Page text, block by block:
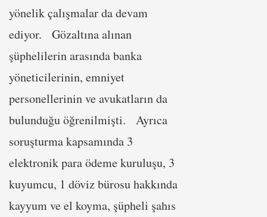
yönelik çalışmalar da devam
ediyor. Gözaltına alınan
şüphelilerin arasında banka
yöneticilerinin, emniyet
personellerinin ve avukatların da
bulunduğu öğrenilmişti. Ayrıca
soruşturma kapsamında 3
elektronik para ödeme kuruluşu, 3
kuyumcu, 1 döviz bürosu hakkında
kayyum ve el koyma, şüpheli şahıs